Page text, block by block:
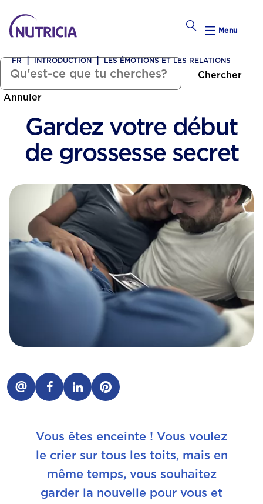
Tomber Enceinte
Menu
Chercher
Annuler
Gardez votre début
de grossesse secret
FR INTRODUCTION LES ÉMOTIONS ET LES RELATIONS
Vous êtes enceinte ! Vous voulez
le crier sur tous les toits, mais en
même temps, vous souhaitez
garder la nouvelle pour vous et